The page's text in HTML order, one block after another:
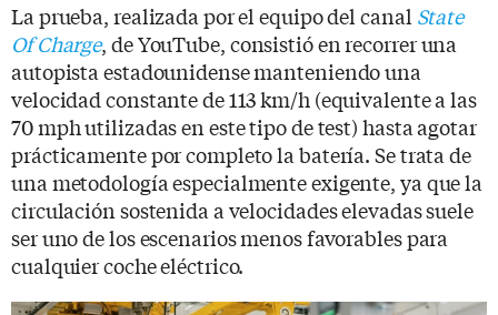
La prueba, realizada por el equipo del canal State
Of Charge, de YouTube, consistió en recorrer una
autopista estadounidense manteniendo una
velocidad constante de 113 km/h (equivalente a las
70 mph utilizadas en este tipo de test) hasta agotar
prácticamente por completo la batería. Se trata de
una metodología especialmente exigente, ya que la
circulación sostenida a velocidades elevadas suele
ser uno de los escenarios menos favorables para
cualquier coche eléctrico.